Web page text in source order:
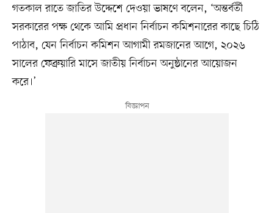
গতকাল রাতে জাতির উদ্দেশে দেওয়া ভাষণে বলেন, ‘অন্তর্বর্তী
সরকারের পক্ষ থেকে আমি প্রধান নির্বাচন কমিশনারের কাছে চিঠি
পাঠাব, যেন নির্বাচন কমিশন আগামী রমজানের আগে, ২০২৬
সালের ফেব্রুয়ারি মাসে জাতীয় নির্বাচন অনুষ্ঠানের আয়োজন
করে।’